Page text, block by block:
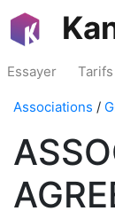
Essayer Tarifs
Associations /